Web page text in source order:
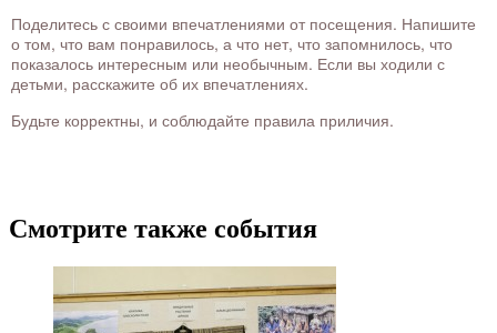
Поделитесь с своими впечатлениями от посещения. Напишите
о том, что вам понравилось, а что нет, что запомнилось, что
показалось интересным или необычным. Если вы ходили с
детьми, расскажите об их впечатлениях.
Будьте корректны, и соблюдайте правила приличия.
Смотрите также события